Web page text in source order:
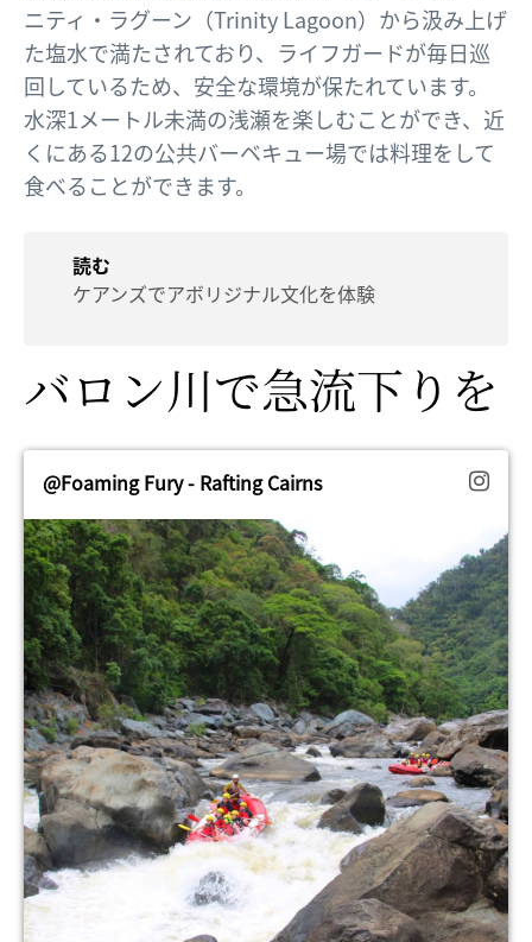
ニティ・ラグーン（Trinity Lagoon）から汲み上げ
た塩水で満たされており、ライフガードが毎日巡
回しているため、安全な環境が保たれています。
水深1メートル未満の浅瀬を楽しむことができ、近
くにある12の公共バーベキュー場では料理をして
食べることができます。
読む
ケアンズでアボリジナル文化を体験
バロン川で​急流下りを
@Foaming Fury - Rafting Cairns